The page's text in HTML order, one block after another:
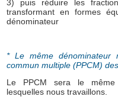
3) puis réduire les
transformant en formes
dénominateur
* Le même
commun multiple (PPCM)
Le PPCM sera le même
lesquelles nous travaillons.